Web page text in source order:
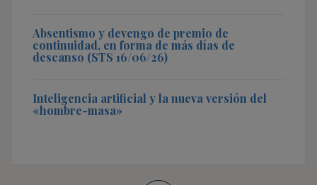
Absentismo y devengo de premio de
continuidad, en forma de más días de
descanso (STS 16/06/26)
Inteligencia artificial y la nueva versión del
«hombre-masa»